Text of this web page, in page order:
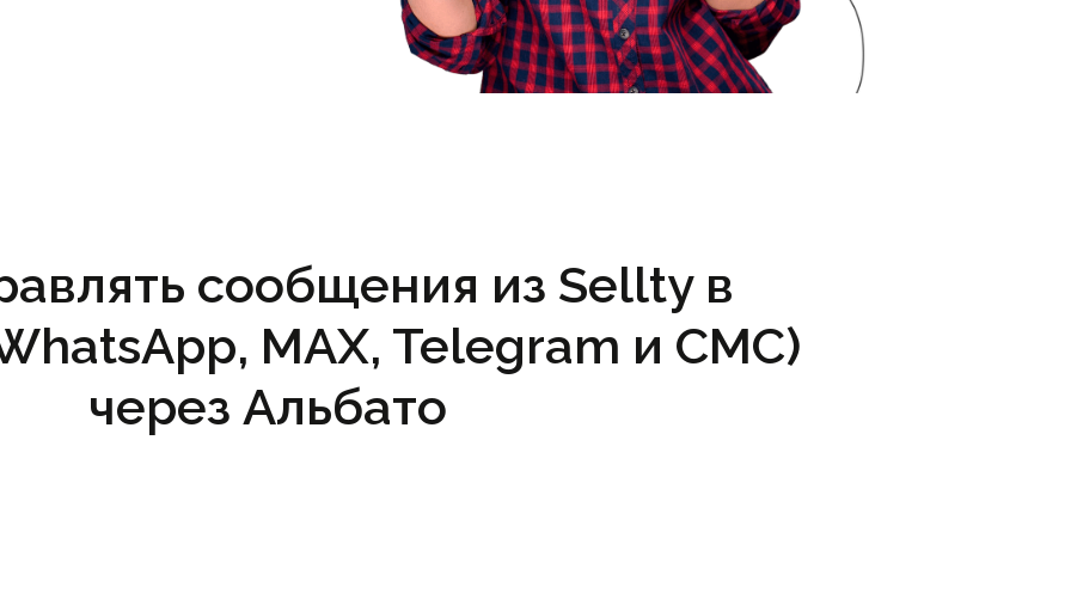
сообщения из Sellty в
MAX, Telegram и СМС)
через Альбато